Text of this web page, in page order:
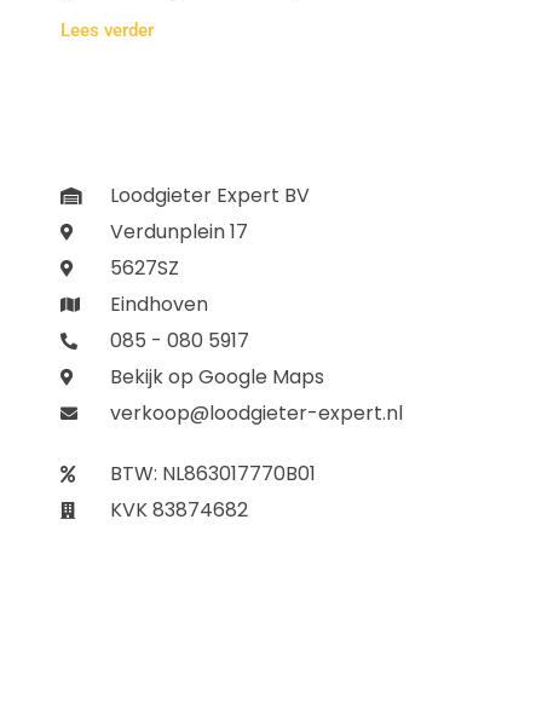
Lees verder
Loodgieter Expert BV
Verdunplein 17
5627SZ
Eindhoven
085 - 080 5917
Bekijk op Google Maps
verkoop@loodgieter-expert.nl
BTW: NL863017770B01
KVK 83874682